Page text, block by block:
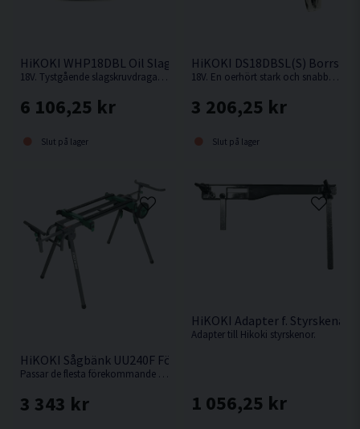
HiKOKI WHP18DBL Oil Slagskruvdragare 18V
18V. Tystgående slagskruvdragare med oljedämpning, perfekt i bullerkänsliga miljöer.
6 106,25 kr
Slut på lager
HiKOKI DS18DBSL(S)
18V. En oerhört stark och snabb kompakt borrskruvdragare från Hikoki.
3 206,25 kr
Slut på lager
HiKOKI Sågbänk UU240F För Kap-/Gersåg
Passar de flesta förekommande kap-/gersågar.
3 343 kr
HiKOKI Adapter f. Styrskena
Adapter till Hikoki styrskenor.
1 056,25 kr